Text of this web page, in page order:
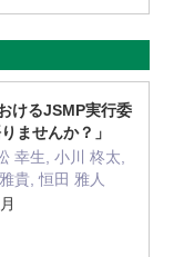
けるJSMP実行委
ませんか？」
幸生, 小川 柊太,
貴, 恒田 雅人